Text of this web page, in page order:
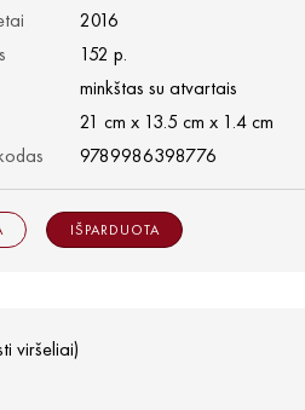
2016
152 p.
minkštas su atvartais
21 cm x 13.5 cm x 1.4 cm
9789986398776
IŠPARDUOTA
viršeliai)